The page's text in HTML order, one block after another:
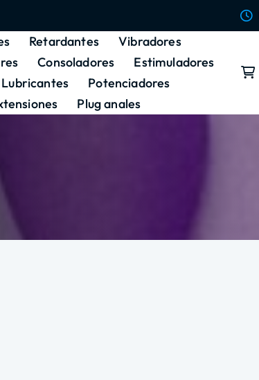
Retardantes
Vibradores
Consoladores
Estimuladores
Lubricantes
Potenciadores
Plug anales